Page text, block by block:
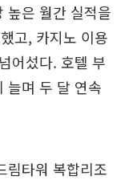
높은 월간 실적을
고, 카지노 이용
어섰다. 호텔 부
늘며 두 달 연속
림타워 복합리조